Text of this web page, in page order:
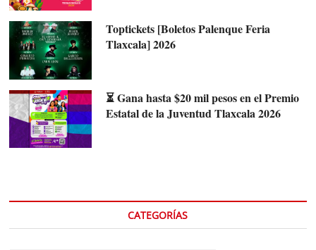
Toptickets [Boletos Palenque Feria
Tlaxcala] 2026
⏳ Gana hasta $20 mil pesos en el Premio
Estatal de la Juventud Tlaxcala 2026
CATEGORÍAS